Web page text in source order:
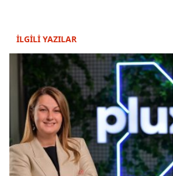
İLGİLİ YAZILAR